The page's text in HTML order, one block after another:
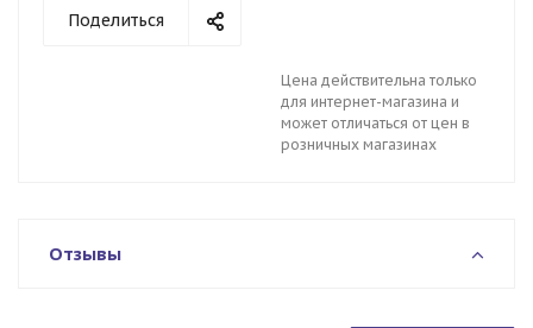
Поделиться
Цена действительна только
для интернет-магазина и
может отличаться от цен в
розничных магазинах
Отзывы